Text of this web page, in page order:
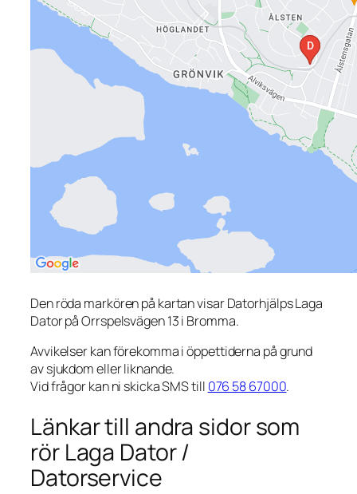
Den röda markören på kartan visar Datorhjälps Laga
Dator på Orrspelsvägen 13 i Bromma.
Avvikelser kan förekomma i öppettiderna på grund
av sjukdom eller liknande.
Vid frågor kan ni skicka SMS till 076 58 67000.
Länkar till andra sidor som
rör Laga Dator /
Datorservice